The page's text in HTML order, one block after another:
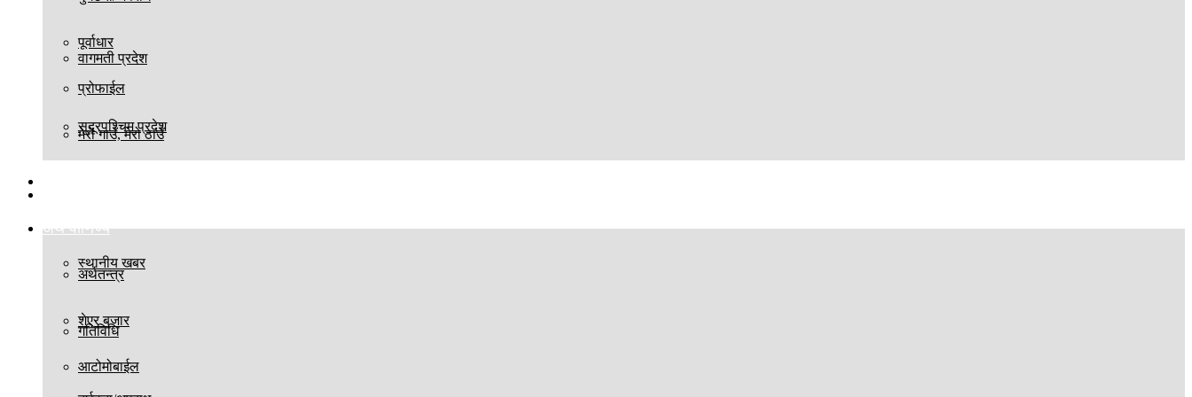
पूर्वाधार
प्रोफाईल
मेरो गाउँ, मेरो ठाउँ
अर्थ वाणिज्य
अर्थतन्त्र
शेएर बजार
आटोमोबाईल
वागमती प्रदेश
सुदूरपश्चिम प्रदेश
स्थानीय खबर
गतिविधि